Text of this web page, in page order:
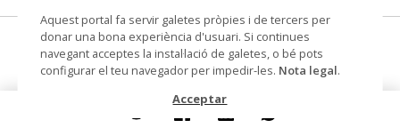
© Arxiu Fotogràfic del Consorci del Patrimoni de
Sitges
Figura femenina
plafó escultòric
Aquest portal fa servir galetes pròpies i de tercers per
donar una bona experiència d'usuari. Si continues
navegant acceptes la instal·lació de galetes, o bé pots
configurar el teu navegador per impedir-les. Nota legal.
Acceptar